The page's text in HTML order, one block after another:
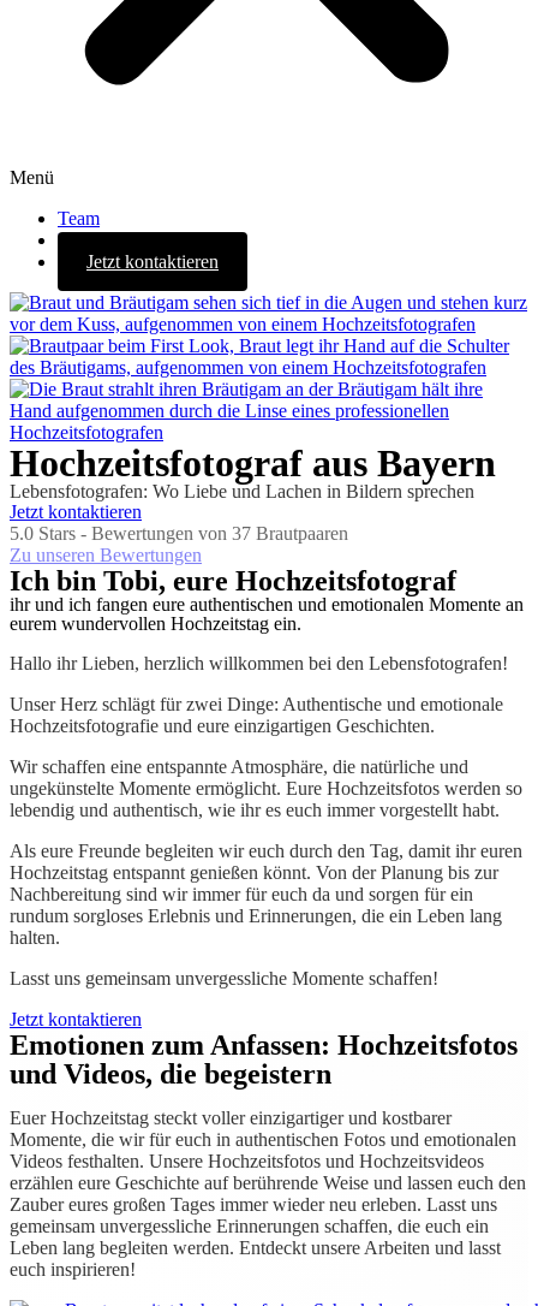
Menü
Team
Blog
Jetzt kontaktieren
Hochzeitsfotograf aus Bayern
Lebensfotografen: Wo Liebe und Lachen in Bildern sprechen
Jetzt kontaktieren
5.0 Stars - Bewertungen von 37 Brautpaaren
Zu unseren Bewertungen
Ich bin Tobi, eure Hochzeitsfotograf
ihr und ich fangen eure authentischen und emotionalen Momente an
eurem wundervollen Hochzeitstag ein.
Hallo ihr Lieben, herzlich willkommen bei den Lebensfotografen!
Unser Herz schlägt für zwei Dinge: Authentische und emotionale
Hochzeitsfotografie und eure einzigartigen Geschichten.
Wir schaffen eine entspannte Atmosphäre, die natürliche und
ungekünstelte Momente ermöglicht. Eure Hochzeitsfotos werden so
lebendig und authentisch, wie ihr es euch immer vorgestellt habt.
Als eure Freunde begleiten wir euch durch den Tag, damit ihr euren
Hochzeitstag entspannt genießen könnt. Von der Planung bis zur
Nachbereitung sind wir immer für euch da und sorgen für ein
rundum sorgloses Erlebnis und Erinnerungen, die ein Leben lang
halten.
Lasst uns gemeinsam unvergessliche Momente schaffen!
Jetzt kontaktieren
Emotionen zum Anfassen: Hochzeitsfotos
und Videos, die begeistern
Euer Hochzeitstag steckt voller einzigartiger und kostbarer
Momente, die wir für euch in authentischen Fotos und emotionalen
Videos festhalten. Unsere Hochzeitsfotos und Hochzeitsvideos
erzählen eure Geschichte auf berührende Weise und lassen euch den
Zauber eures großen Tages immer wieder neu erleben. Lasst uns
gemeinsam unvergessliche Erinnerungen schaffen, die euch ein
Leben lang begleiten werden. Entdeckt unsere Arbeiten und lasst
euch inspirieren!